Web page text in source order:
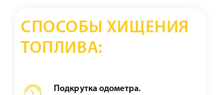
СПОСОБЫ ХИЩЕНИЯ
ТОПЛИВА:
Подкрутка одометра.